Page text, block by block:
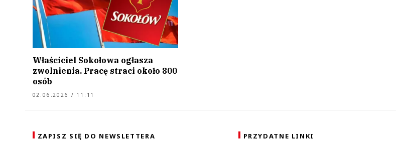
Właściciel Sokołowa ogłasza
zwolnienia. Pracę straci około 800
osób
02.06.2026 / 11:11
ZAPISZ SIĘ DO NEWSLETTERA PRZYDATNE LINKI